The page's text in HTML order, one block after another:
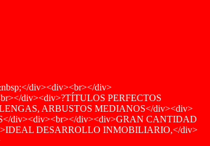
div><div><br></div>
div><div>?TÍTULOS PERFECTOS
ARBUSTOS MEDIANOS</div><div>
div><div><br></div><div>GRAN CANTIDAD
DESARROLLO INMOBILIARIO,</div>